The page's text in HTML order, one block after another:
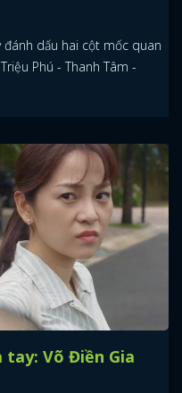
dấu hai cột mốc quan
Phú - Thanh Tâm -
tay: Võ Điền Gia